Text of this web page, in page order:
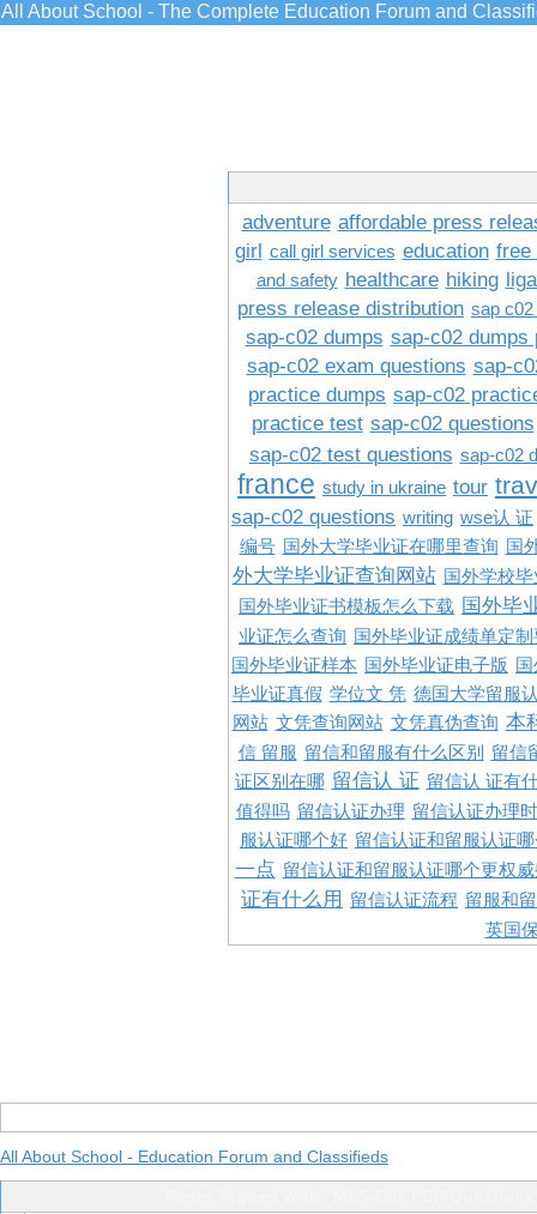
All About School - The Complete Education Forum and
adventure affordable press
girl call girl services education free
and safety healthcare hiking
press release distribution sap
sap-c02 dumps sap-c02 dumps
sap-c02 exam questions sap-
practice dumps sap-c02
practice test sap-c02 questions
sap-c02 test questions sap-c02
france study in ukraine tour
sap-c02 questions writing wse认 证
编号 国外大学毕业证在哪里查询 国
外大学毕业证查询网站 国外学校
国外毕业证书模板怎么下载 国外毕
业证怎么查询
国外毕业证成绩单定
国外毕业证样本
国外毕业证电子版
毕业证真假 学位文 凭 德国大学留服
网站 文凭查询网站 文凭真伪查询 本
信 留服 留信和留服有什么区别
留信
证区别在哪 留信认 证 留信认 证有
值得吗 留信认证办理 留信认证办理
服认证哪个好 留信认证和留服认证
一点 留信认证和留服认证哪个更权
证有什么用 留信认证流程 留服和
英国
All About School - Education Forum and Classifieds